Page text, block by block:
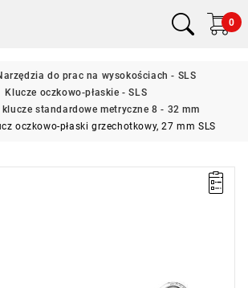
0
do prac na wysokościach - SLS
Klucze oczkowo-płaskie - SLS
klucze standardowe metryczne 8 - 32 mm
oczkowo-płaski grzechotkowy, 27 mm SLS